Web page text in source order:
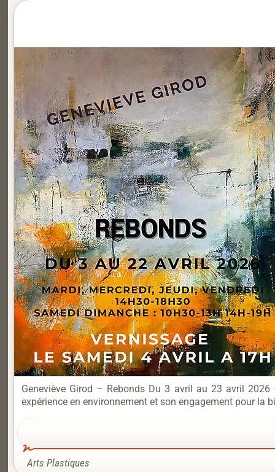
Geneviève Girod – Rebonds Du 3 avril au 23 avril
expérience en environnement et son engagement pour la
Arts Plastiques